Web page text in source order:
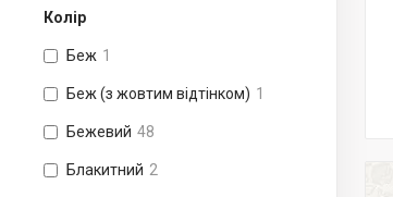
Колір
Беж 1
Беж (з жовтим відтінком) 1
Бежевий 48
Блакитний 2